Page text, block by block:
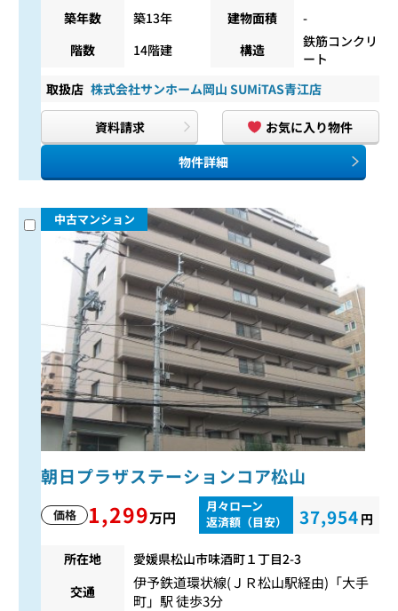
築年数
築13年 建物面積
-
階数
14階建 構造
鉄筋コンクリ
ート
取扱店 株式会社サンホーム岡山 SUMiTAS青江店
資料請求
お気に入り物件
物件詳細
中古マンション
朝日プラザステーションコア松山
価格 1,299万円
月々ローン
返済額（目安）
37,954 円
所在地
愛媛県松山市味酒町１丁目2-3
交通
伊予鉄道環状線(ＪＲ松山駅経由) 「大手
町」駅 徒歩3分